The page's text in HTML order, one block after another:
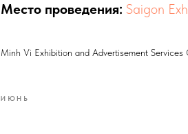
Место проведения: Saigon
Minh Vi Exhibition and Advertisement Services
ИЮНЬ